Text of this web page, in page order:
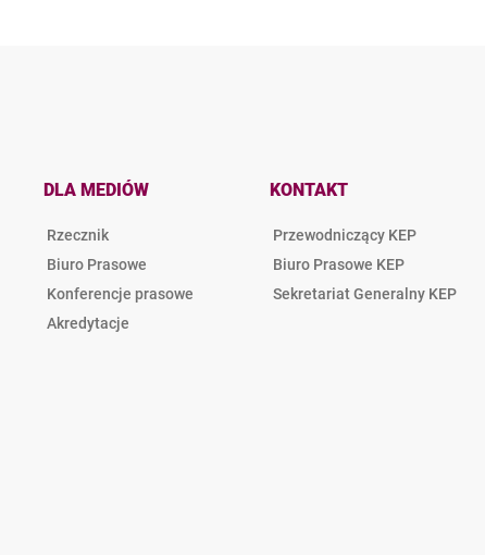
DLA MEDIÓW
Rzecznik
Biuro Prasowe
Konferencje prasowe
Akredytacje
KONTAKT
Przewodniczący KEP
Biuro Prasowe KEP
Sekretariat Generalny KEP